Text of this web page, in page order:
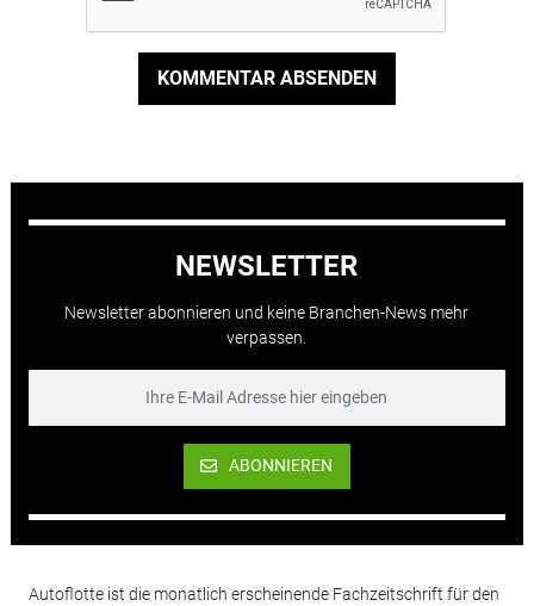
KOMMENTAR ABSENDEN
NEWSLETTER
Newsletter abonnieren und keine Branchen-News mehr
verpassen.
ABONNIEREN
Autoflotte ist die monatlich erscheinende Fachzeitschrift für den